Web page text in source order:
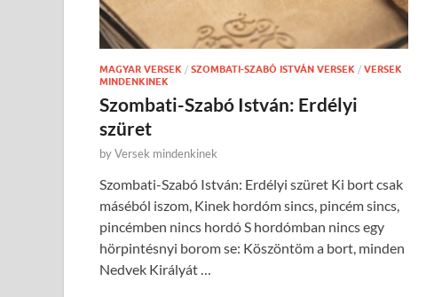
MAGYAR VERSEK / SZOMBATI-SZABÓ ISTVÁN VERSEK / VERSEK
MINDENKINEK
Szombati-Szabó István: Erdélyi
szüret
byVersek mindenkinek
Szombati-Szabó István: Erdélyi szüret Ki bort csak
máséból iszom, Kinek hordóm sincs, pincém sincs,
pincémben nincs hordó S hordómban nincs egy
hörpintésnyi borom se: Köszöntöm a bort, minden
Nedvek Királyát …